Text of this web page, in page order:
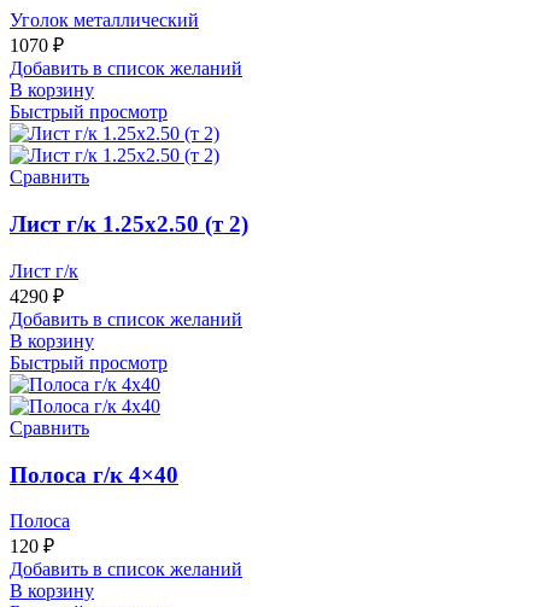
Уголок металлический
1070 ₽
Добавить в список желаний
В корзину
Быстрый просмотр
Сравнить
Лист г/к 1.25х2.50 (т 2)
Лист г/к
4290 ₽
Добавить в список желаний
В корзину
Быстрый просмотр
Сравнить
Полоса г/к 4×40
Полоса
120 ₽
Добавить в список желаний
В корзину